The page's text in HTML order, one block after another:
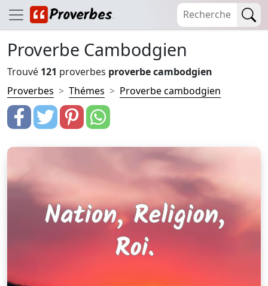
Proverbe Cambodgien
Trouvé 121 proverbes proverbe cambodgien
Proverbes
Thémes Proverbe cambodgien